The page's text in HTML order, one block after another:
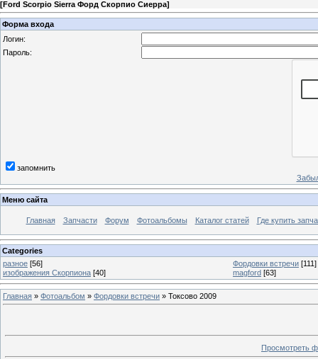
[Ford Scorpio Sierra Форд Скорпио Сиерра]
Форма входа
Логин:
Пароль:
запомнить
Меню сайта
Главная Запчасти Форум Фотоальбомы Каталог статей Где купить
Categories
разное [56] Фордовки встречи [111]
изображения Скорпиона [40] magford [63]
Главная » Фотоальбом » Фордовки встречи » Токсово 2009
Просмотреть